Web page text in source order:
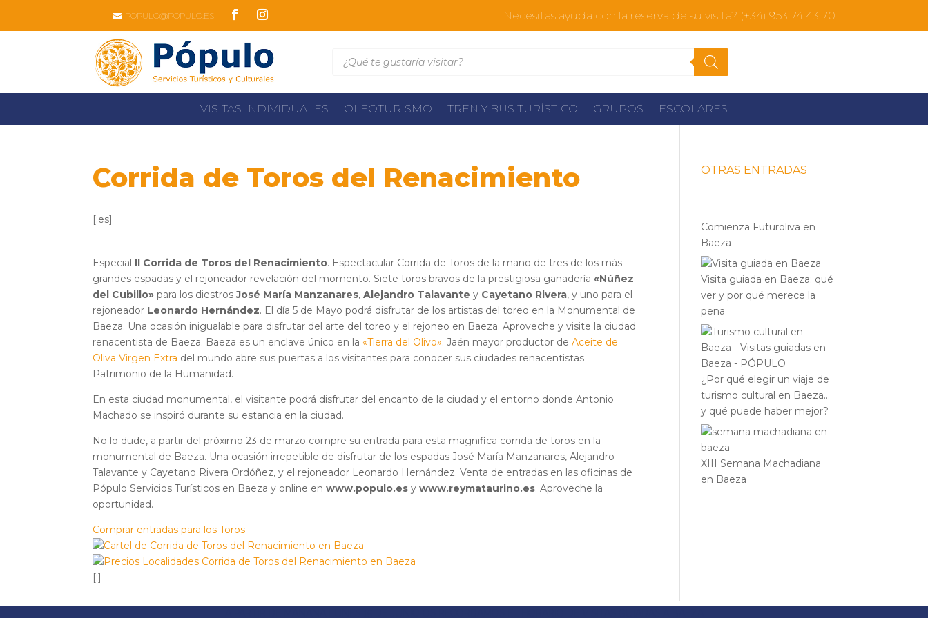
content
POPULO@POPULO.ES
FacebookInstagram
Necesitas ayuda con la reserva de su visita? (+34) 953 74 43 70
de
productos
VISITAS INDIVIDUALES OLEOTURISMO TREN Y BUS TURÍSTICO GRUPOS ESCOLARES
Corrida de Toros del Renacimiento
[:es]
Especial II Corrida de Toros del Renacimiento. Espectacular Corrida de Toros de la mano de tres de los más
grandes espadas y el rejoneador revelación del momento. Siete toros bravos de la prestigiosa ganadería«Núñez
del Cubillo» para los diestrosJosé María Manzanares,Alejandro Talavante y Cayetano Rivera, y uno para el
rejoneador Leonardo Hernández. El día 5 de Mayo podrá disfrutar de los artistas del toreo en la Monumental de
Baeza. Una ocasión inigualable para disfrutar del arte del toreo y el rejoneo en Baeza. Aproveche y visite la ciudad
renacentista de Baeza. Baeza es un enclave único en la «Tierra del Olivo». Jaén mayor productor deAceite de
Oliva Virgen Extra del mundo abre sus puertas a los visitantes para conocer sus ciudades renacentistas
Patrimonio de la Humanidad.
En esta ciudad monumental, el visitante podrá disfrutar del encanto de la ciudad y el entorno donde Antonio
Machado se inspiró durante su estancia en la ciudad.
No lo dude, a partir del próximo 23 de marzo compre su entrada para esta magnifica corrida de toros en la
monumental de Baeza. Una ocasión irrepetible de disfrutar de los espadas José María Manzanares, Alejandro
Talavante y Cayetano Rivera Ordóñez, y el rejoneador Leonardo Hernández. Venta de entradas en las oficinas de
Pópulo Servicios Turísticos en Baeza y online enwww.populo.es ywww.reymataurino.es. Aproveche la
oportunidad.
Comprar entradas para los Toros
[:]
OTRAS ENTRADAS
Comienza Futuroliva en
Baeza
Visita guiada en Baeza: qué
ver y por qué merece la
pena
¿Por qué elegir un viaje de
turismo cultural en Baeza…
y qué puede haber mejor?
XIII Semana Machadiana
en Baeza